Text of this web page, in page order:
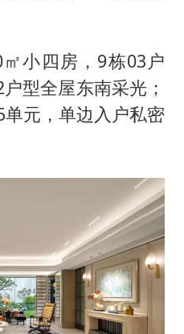
小四房，9栋03户
型全屋东南采光；
元，单边入户私密